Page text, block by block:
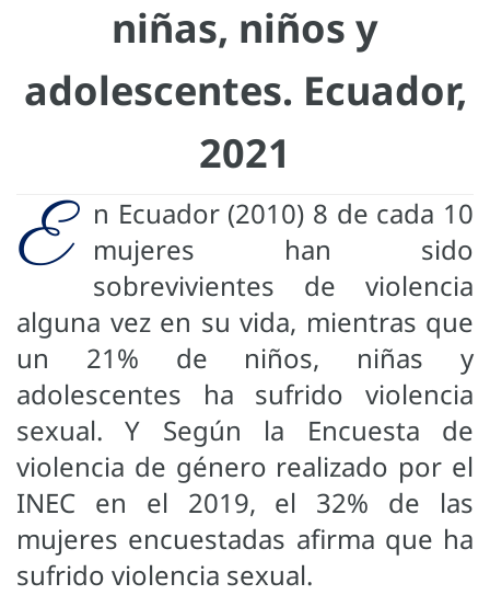
niñas, niños y
adolescentes. Ecuador,
2021
E
n Ecuador (2010) 8 de cada 10
mujeres han sido
sobrevivientes de violencia
alguna vez en su vida, mientras que
un 21% de niños, niñas y
adolescentes ha sufrido violencia
sexual. Y Según la Encuesta de
violencia de género realizado por el
INEC en el 2019, el 32% de las
mujeres encuestadas afirma que ha
sufrido violencia sexual.